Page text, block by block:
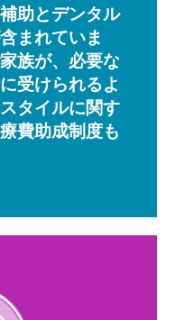
助とデンタル
まれていま
族が、必要な
受けられるよ
タイルに関す
費助成制度も